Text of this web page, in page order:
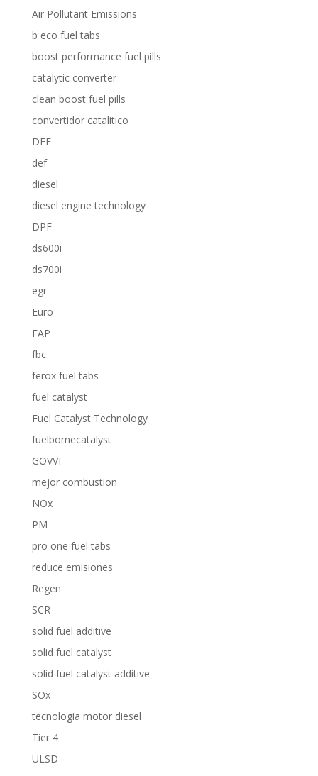
Air Pollutant Emissions
b eco fuel tabs
boost performance fuel pills
catalytic converter
clean boost fuel pills
convertidor catalitico
DEF
def
diesel
diesel engine technology
DPF
ds600i
ds700i
egr
Euro
FAP
fbc
ferox fuel tabs
fuel catalyst
Fuel Catalyst Technology
fuelbornecatalyst
GOVVI
mejor combustion
NOx
PM
pro one fuel tabs
reduce emisiones
Regen
SCR
solid fuel additive
solid fuel catalyst
solid fuel catalyst additive
SOx
tecnologia motor diesel
Tier 4
ULSD